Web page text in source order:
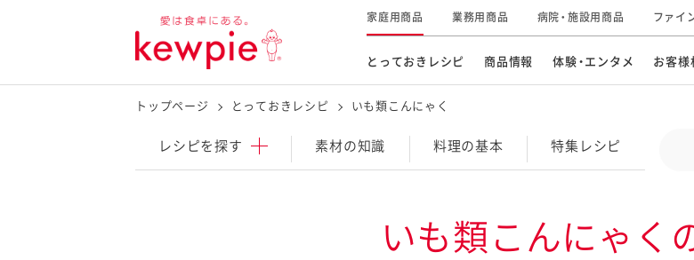
とっておきレシピ
特集レシピ
商品情報
ドレッシングなど
体験・エンタメ お客様
家庭用商品 業務用商品 病院・施設用商品 ファイ
企業情報 グルー
トップページ とっておきレシピ いも類こんにゃく
レシピを探す 素材の知識 料理の基本 特集 レシピ
いも類こんにゃく